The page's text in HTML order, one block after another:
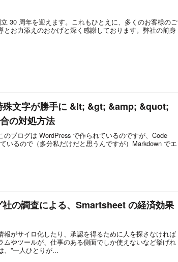
30 周年を迎えます。これもひとえに、多くのお客様のご
お力添えのおかげと深く感謝しております。弊社の前身
文字が勝手に &lt; &gt; &amp; &quot;
の対処方法
ブログは WordPress で作られているのですが、Code
いるので（多分私だけだと思うんですが）Markdown でエ
の調査による、Smartsheet の経済効果
がサイロ化したり、承認を得るために人を探さなければ
やツールが、仕事のある側面でしか使えないなど挙げれ
、”一人ひとりが...